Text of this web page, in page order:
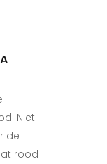
Niet
de
rood